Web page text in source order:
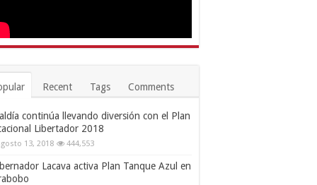
Recent Tags Comments
continúa llevando diversión con el Plan
Libertador 2018
13, 2018 444,553
Lacava activa Plan Tanque Azul en